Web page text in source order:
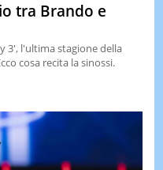
tra Brando e
3', l'ultima stagione della
cosa recita la sinossi.